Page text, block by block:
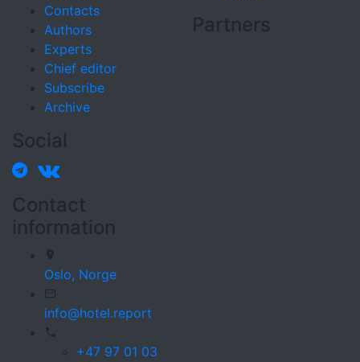
Contacts
Authors
Experts
Chief editor
Subscribe
Archive
Partners
Social
Contact
information
Oslo, Norge
info@hotel.report
+47 97 01 03